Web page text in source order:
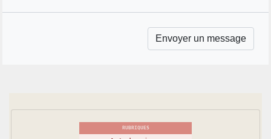
RUBRIQUES